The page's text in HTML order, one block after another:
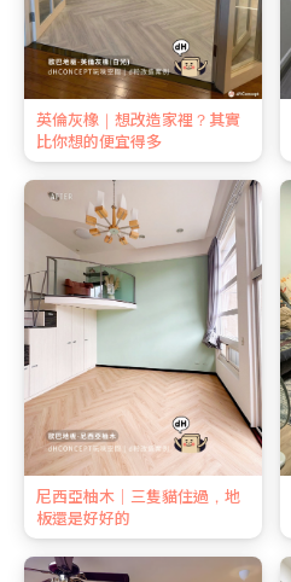
英倫灰橡｜想改造家裡？其實
比你想的便宜得多
尼西亞柚木｜三隻貓住過，地
板還是好好的